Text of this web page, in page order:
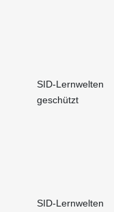
SID-Lernwelten
geschützt
SID-Lernwelten